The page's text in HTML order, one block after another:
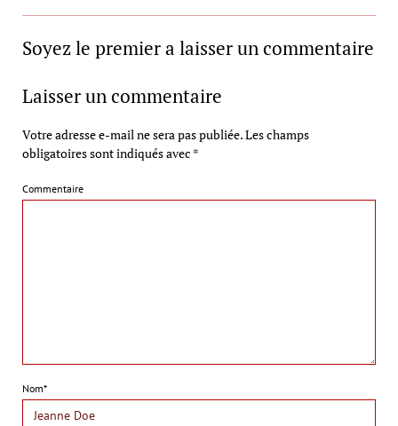
Soyez le premier a laisser un commentaire
Laisser un commentaire
Votre adresse e-mail ne sera pas publiée.Les champs
obligatoires sont indiqués avec *
Commentaire
Nom*